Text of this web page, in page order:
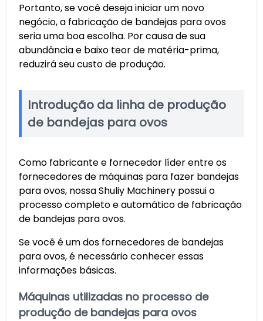
Portanto, se você deseja iniciar um novo
negócio, a fabricação de bandejas para ovos
seria uma boa escolha. Por causa de sua
abundância e baixo teor de matéria-prima,
reduzirá seu custo de produção.
Introdução da linha de produção
de bandejas para ovos
Como fabricante e fornecedor líder entre os
fornecedores de máquinas para fazer bandejas
para ovos, nossa Shuliy Machinery possui o
processo completo e automático de fabricação
de bandejas para ovos.
Se você é um dos fornecedores de bandejas
para ovos, é necessário conhecer essas
informações básicas.
Máquinas utilizadas no processo de
produção de bandejas para ovos